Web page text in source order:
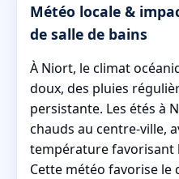
Météo locale &
de salle de bains
À Niort, le climat
doux, des pluies
persistante. Les étés à
chauds au centre-ville,
température favorisant
Cette météo favorise le